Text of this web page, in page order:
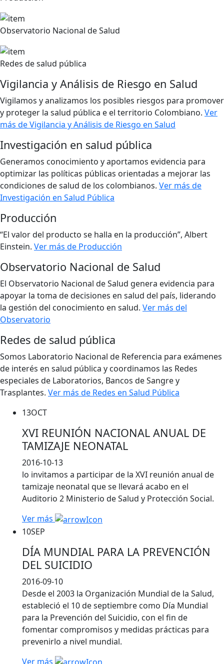
Observatorio Nacional de Salud
Redes de salud pública
Vigilancia y Análisis de Riesgo en Salud
Vigilamos y analizamos los posibles riesgos para promover
y proteger la salud pública e el territorio Colombiano. Ver
más de Vigilancia y Análisis de Riesgo en Salud
Investigación en salud pública
Generamos conocimiento y aportamos evidencia para
optimizar las políticas públicas orientadas a mejorar las
condiciones de salud de los colombianos. Ver más de
Investigación en Salud Pública
Producción
“El valor del producto se halla en la producción”, Albert
Einstein. Ver más de Producción
Observatorio Nacional de Salud
El Observatorio Nacional de Salud genera evidencia para
apoyar la toma de decisiones en salud del país, liderando
la gestión del conocimiento en salud. Ver más del
Observatorio
Redes de salud pública
Somos Laboratorio Nacional de Referencia para exámenes
de interés en salud pública y coordinamos las Redes
especiales de Laboratorios, Bancos de Sangre y
Trasplantes. Ver más de Redes en Salud Pública
13OCT
XVI REUNIÓN NACIONAL ANUAL DE
TAMIZAJE NEONATAL
2016-10-13
lo invitamos a participar de la XVI reunión anual de
tamizaje neonatal que se llevará acabo en el
Auditorio 2 Ministerio de Salud y Protección Social.
Ver más
10SEP
DÍA MUNDIAL PARA LA PREVENCIÓN
DEL SUICIDIO
2016-09-10
Desde el 2003 la Organización Mundial de la Salud,
estableció el 10 de septiembre como Día Mundial
para la Prevención del Suicidio, con el fin de
fomentar compromisos y medidas prácticas para
prevenirlo a nivel mundial.
Ver más